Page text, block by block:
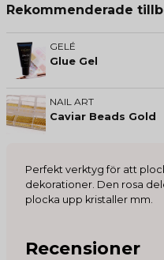
Rekommenderade
GELÉ
Glue Gel
NAIL ART
Caviar Beads Gold
Perfekt verktyg för att
dekorationer. Den rosa
plocka upp kristaller mm.
Recensioner